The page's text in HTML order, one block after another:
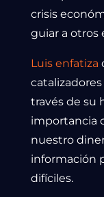
crisis
guiar a otros
Luis enfatiza
través de su
importancia
nuestro
información
difíciles.